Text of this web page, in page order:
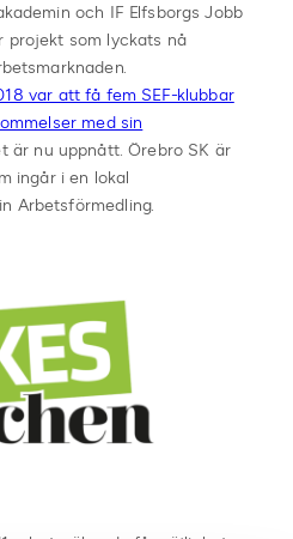
och IF Elfsborgs Jobb
projekt som lyckats nå
var att få fem SEF-klubbar
med sin
är nu uppnått. Örebro SK är
ingår i en lokal
Arbetsförmedling.